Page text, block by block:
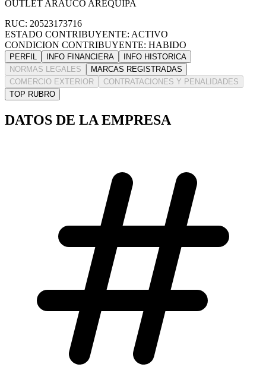
OUTLET ARAUCO AREQUIPA
RUC: 20523173716
ESTADO CONTRIBUYENTE: ACTIVO
CONDICION CONTRIBUYENTE: HABIDO
PERFIL INFO FINANCIERA
INFO HISTORICA
NORMAS LEGALES
MARCAS REGISTRADAS
COMERCIO EXTERIOR
CONTRATACIONES Y PENALIDADES
TOP RUBRO
DATOS DE LA EMPRESA